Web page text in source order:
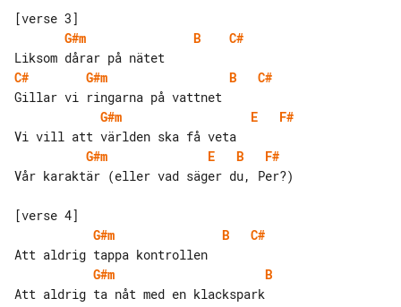
G#m
B
C#
C#
G#m B
C#
G#m
E
F#
G#m
E B
F#
Vår karaktär (eller vad säger du, Per?)
G#m
B
C#
G#m
B